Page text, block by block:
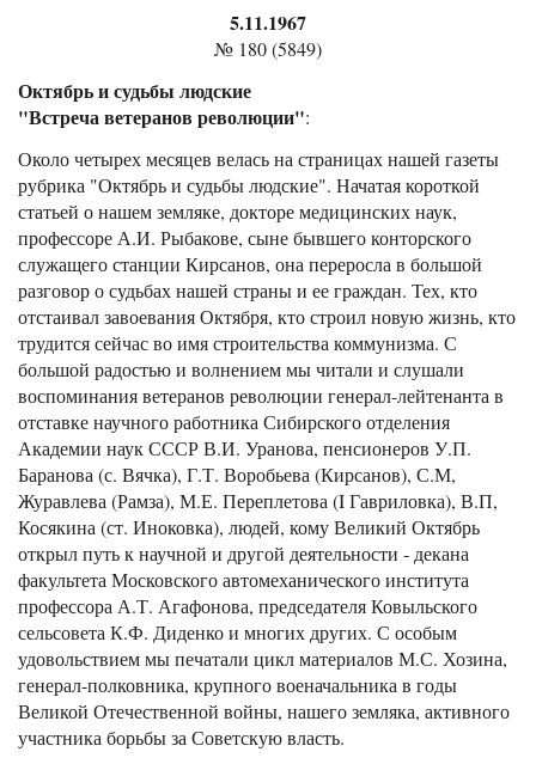
5.11.1967
№ 180 (5849)
Октябрь и судьбы людские
"Встреча ветеранов революции":
Около четырех месяцев велась на страницах нашей газеты
рубрика "Октябрь и судьбы людские". Начатая короткой
статьей о нашем земляке, докторе медицинских наук,
профессоре А.И. Рыбакове, сыне бывшего конторского
служащего станции Кирсанов, она переросла в большой
разговор о судьбах нашей страны и ее граждан. Тех, кто
отстаивал завоевания Октября, кто строил новую жизнь, кто
трудится сейчас во имя строительства коммунизма. С
большой радостью и волнением мы читали и слушали
воспоминания ветеранов революции генерал-лейтенанта в
отставке научного работника Сибирского отделения
Академии наук СССР В.И. Уранова, пенсионеров У.П.
Баранова (с. Вячка), Г.Т. Воробьева (Кирсанов), С.М,
Журавлева (Рамза), М.Е. Переплетова (I Гавриловка), В.П,
Косякина (ст. Иноковка), людей, кому Великий Октябрь
открыл путь к научной и другой деятельности - декана
факультета Московского автомеханического института
профессора А.Т. Агафонова, председателя Ковыльского
сельсовета К.Ф. Диденко и многих других. С особым
удовольствием мы печатали цикл материалов М.С. Хозина,
генерал-полковника, крупного военачальника в годы
Великой Отечественной войны, нашего земляка, активного
участника борьбы за Советскую власть.